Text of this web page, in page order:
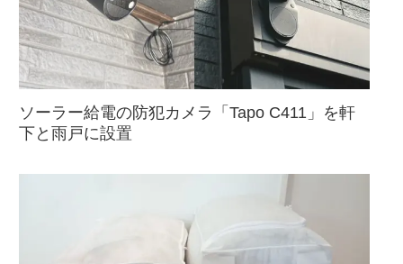
ソーラー給電の防犯カメラ「Tapo C411」を軒
下と雨戸に設置